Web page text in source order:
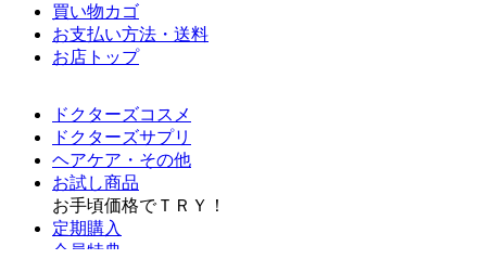
買い物カゴ
お支払い方法・送料
お店トップ